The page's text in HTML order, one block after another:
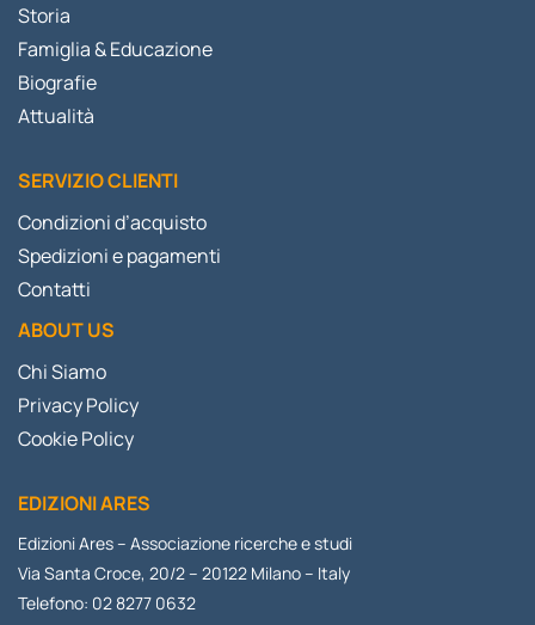
Storia
Famiglia & Educazione
Biografie
Attualità
SERVIZIO CLIENTI
Condizioni d’acquisto
Spedizioni e pagamenti
Contatti
ABOUT US
Chi Siamo
Privacy Policy
Cookie Policy
EDIZIONI ARES
Edizioni Ares – Associazione ricerche e studi
Via Santa Croce, 20/2 – 20122 Milano – Italy
Telefono: 02 8277 0632